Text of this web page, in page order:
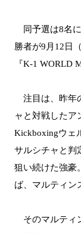
同予選は8名
勝者が9月12日
『K-1 WORLD
注目は、昨年
ャと対戦したア
Kickboxingウェ
サルシチャと判
狙い続けた強豪
ば、マルティン
そのマルティ